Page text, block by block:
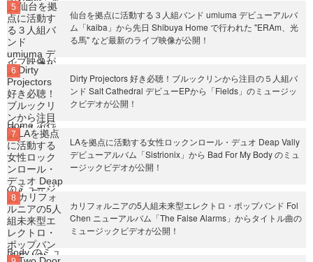
仙台を拠点に活動する３人組バンド umiuma デビューアルバ
ム「kaiba」から先日 Shibuya Home で行われた "ERAm、光
る馬" など最新のライブ映像が公開！
Dirty Projectors 好き必聴！ブルックリンから注目の５人組バ
ンド Salt Cathedral デビューEPから「Fields」のミュージッ
クビデオが公開！
LAを拠点に活動する女性ロックンロール・デュオ Deap Vally
デビューアルバム「Sistrionix」から Bad For My Body のミュ
ージックビデオが公開！
カリフォルニアの5人組未来型エレクトロ・ポップバンド Fol
Chen ニューアルバム「The False Alarms」からタイトル曲の
ミュージックビデオが公開！